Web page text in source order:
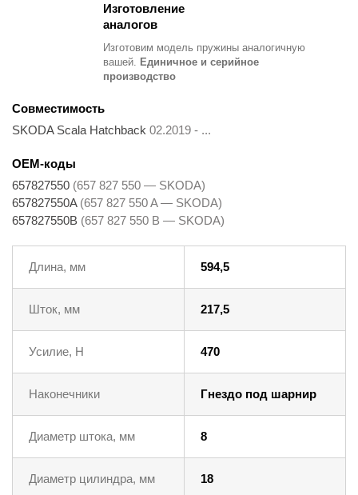
Изготовление
аналогов
Изготовим модель пружины аналогичную
вашей. Единичное и серийное
производство
Совместимость
SKODA Scala Hatchback 02.2019 - ...
OEM-коды
657827550 (657 827 550 — SKODA)
657827550A (657 827 550 A — SKODA)
657827550B (657 827 550 B — SKODA)
Длина, мм 594,5
Шток, мм 217,5
Усилие, Н 470
Наконечники Гнездо под шарнир
Диаметр штока, мм 8
Диаметр цилиндра, мм 18